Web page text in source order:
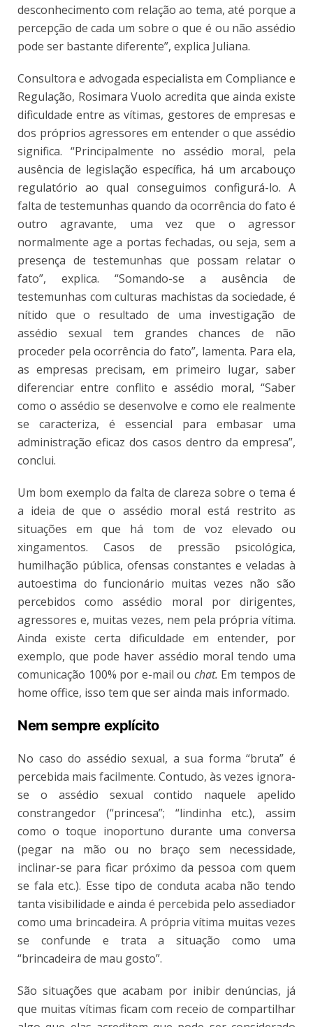
desconhecimento com relação ao tema, até porque a
percepção de cada um sobre o que é ou não assédio
pode ser bastante diferente”, explica Juliana.
Consultora e advogada especialista em Compliance e
Regulação, Rosimara Vuolo acredita que ainda existe
dificuldade entre as vítimas, gestores de empresas e
dos próprios agressores em entender o que assédio
significa. “Principalmente no assédio moral, pela
ausência de legislação específica, há um arcabouço
regulatório ao qual conseguimos configurá-lo. A
falta de testemunhas quando da ocorrência do fato é
outro agravante, uma vez que o agressor
normalmente age a portas fechadas, ou seja, sem a
presença de testemunhas que possam relatar o
fato”, explica. “Somando-se a ausência de
testemunhas com culturas machistas da sociedade, é
nítido que o resultado de uma investigação de
assédio sexual tem grandes chances de não
proceder pela ocorrência do fato”, lamenta. Para ela,
as empresas precisam, em primeiro lugar, saber
diferenciar entre conflito e assédio moral, “Saber
como o assédio se desenvolve e como ele realmente
se caracteriza, é essencial para embasar uma
administração eficaz dos casos dentro da empresa”,
conclui.
Um bom exemplo da falta de clareza sobre o tema é
a ideia de que o assédio moral está restrito as
situações em que há tom de voz elevado ou
xingamentos. Casos de pressão psicológica,
humilhação pública, ofensas constantes e veladas à
autoestima do funcionário muitas vezes não são
percebidos como assédio moral por dirigentes,
agressores e, muitas vezes, nem pela própria vítima.
Ainda existe certa dificuldade em entender, por
exemplo, que pode haver assédio moral tendo uma
comunicação 100% por e-mail ou chat. Em tempos de
home office, isso tem que ser ainda mais informado.
Nem sempre explícito
No caso do assédio sexual, a sua forma “bruta” é
percebida mais facilmente. Contudo, às vezes ignora-
se o assédio sexual contido naquele apelido
constrangedor (“princesa”; “lindinha etc.), assim
como o toque inoportuno durante uma conversa
(pegar na mão ou no braço sem necessidade,
inclinar-se para ficar próximo da pessoa com quem
se fala etc.). Esse tipo de conduta acaba não tendo
tanta visibilidade e ainda é percebida pelo assediador
como uma brincadeira. A própria vítima muitas vezes
se confunde e trata a situação como uma
“brincadeira de mau gosto”.
São situações que acabam por inibir denúncias, já
que muitas vítimas ficam com receio de compartilhar